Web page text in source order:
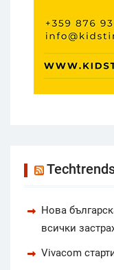
Нова
всички
Vivacom